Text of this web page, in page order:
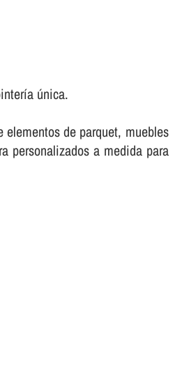
única.
de parquet, muebles
personalizados a medida para